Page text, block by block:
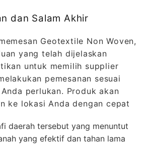
dan Salam Akhir
Geotextile Non Woven,
yang telah dijelaskan
untuk memilih supplier
pemesanan sesuai
perlukan. Produk akan
ke lokasi Anda dengan cepat
daerah tersebut yang menuntut
yang efektif dan tahan lama